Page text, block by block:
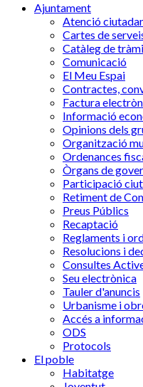
Ajuntament
Atenció
Cartes de
Catàleg de
Comunicació
El Meu Espai
Contractes,
Factura
Informació
Opinions dels
Organització
Ordenances
Òrgans de
Participació
Retiment de
Preus Públics
Recaptació
Reglaments i
Resolucions i
Consultes
Seu electrònica
Tauler d'anuncis
Urbanisme i
Accés a
ODS
Protocols
El poble
Habitatge